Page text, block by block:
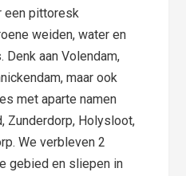
een pittoresk
weiden, water en
aan Volendam,
maar ook
met aparte namen
Zunderdorp, Holysloot,
We verbleven 2
gebied en sliepen in